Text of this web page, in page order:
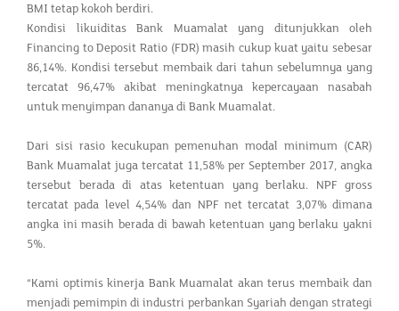
BMI tetap kokoh berdiri.
Kondisi likuiditas Bank Muamalat yang ditunjukkan oleh
Financing to Deposit Ratio (FDR) masih cukup kuat yaitu sebesar
86,14%. Kondisi tersebut membaik dari tahun sebelumnya yang
tercatat 96,47% akibat meningkatnya kepercayaan nasabah
untuk menyimpan dananya di Bank Muamalat.
Dari sisi rasio kecukupan pemenuhan modal minimum (CAR)
Bank Muamalat juga tercatat 11,58% per September 2017, angka
tersebut berada di atas ketentuan yang berlaku. NPF gross
tercatat pada level 4,54% dan NPF net tercatat 3,07% dimana
angka ini masih berada di bawah ketentuan yang berlaku yakni
5%.
“Kami optimis kinerja Bank Muamalat akan terus membaik dan
menjadi pemimpin di industri perbankan Syariah dengan strategi